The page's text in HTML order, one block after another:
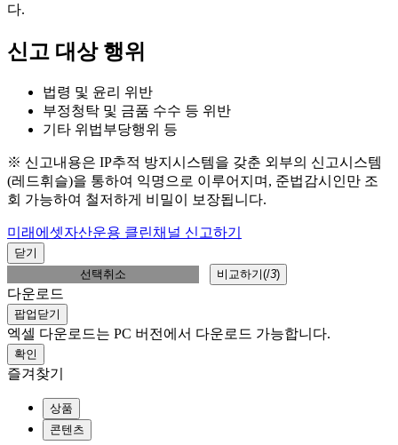
다.
신고 대상 행위
법령 및 윤리 위반
부정청탁 및 금품 수수 등 위반
기타 위법부당행위 등
※ 신고내용은 IP추적 방지시스템을 갖춘 외부의 신고시스템
(레드휘슬)을 통하여 익명으로 이루어지며, 준법감시인만 조
회 가능하여 철저하게 비밀이 보장됩니다.
미래에셋자산운용 클린채널 신고하기
닫기
선택취소
비교하기(/3)
다운로드
팝업닫기
엑셀 다운로드는 PC 버전에서 다운로드 가능합니다.
확인
즐겨찾기
상품
콘텐츠